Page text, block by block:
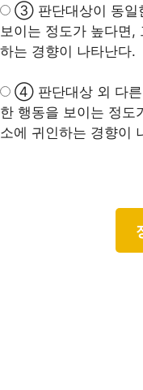
③ 판단대상이 동일
보이는 정도가 높다면,
하는 경향이 나타난다.
④ 판단대상 외 다른
한 행동을 보이는 정도
소에 귀인하는 경향이